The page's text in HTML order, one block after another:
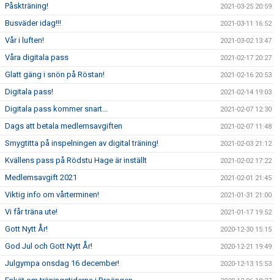
Påskträning! 2021-03-25 20:59
Busväder idag!!! 2021-03-11 16:52
Vår i luften! 2021-03-02 13:47
Våra digitala pass 2021-02-17 20:27
Glatt gäng i snön på Röstan! 2021-02-16 20:53
Digitala pass! 2021-02-14 19:03
Digitala pass kommer snart... 2021-02-07 12:30
Dags att betala medlemsavgiften 2021-02-07 11:48
Smygtitta på inspelningen av digital träning! 2021-02-03 21:12
Kvällens pass på Rödstu Hage är inställt 2021-02-02 17:22
Medlemsavgift 2021 2021-02-01 21:45
Viktig info om vårterminen! 2021-01-31 21:00
Vi får träna ute! 2021-01-17 19:52
Gott Nytt År! 2020-12-30 15:15
God Jul och Gott Nytt År! 2020-12-21 19:49
Julgympa onsdag 16 december! 2020-12-13 15:53